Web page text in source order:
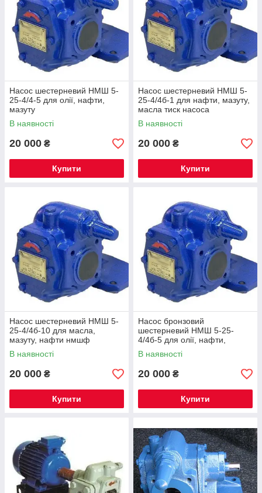
Насос шестерневий НМШ 5-
25-4/4-5 для олії, нафти,
мазуту
В наявності
20 000 ₴
Купити
Насос шестерневий НМШ 5-
25-4/4б-1 для нафти, мазуту,
масла тиск насоса
В наявності
20 000 ₴
Купити
Насос шестерневий НМШ 5-
25-4/4б-10 для масла,
мазуту, нафти нмшф
В наявності
20 000 ₴
Купити
Насос бронзовий
шестерневий НМШ 5-25-
4/4б-5 для олії, нафти,
мазуту
В наявності
20 000 ₴
Купити